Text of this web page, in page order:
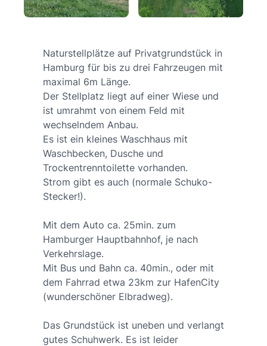
Naturstellplätze auf Privatgrundstück in
Hamburg für bis zu drei Fahrzeugen mit
maximal 6m Länge.
Der Stellplatz liegt auf einer Wiese und
ist umrahmt von einem Feld mit
wechselndem Anbau.
Es ist ein kleines Waschhaus mit
Waschbecken, Dusche und
Trockentrenntoilette vorhanden.
Strom gibt es auch (normale Schuko-
Stecker!).
Mit dem Auto ca. 25min. zum
Hamburger Hauptbahnhof, je nach
Verkehrslage.
Mit Bus und Bahn ca. 40min., oder mit
dem Fahrrad etwa 23km zur HafenCity
(wunderschöner Elbradweg).
Das Grundstück ist uneben und verlangt
gutes Schuhwerk. Es ist leider